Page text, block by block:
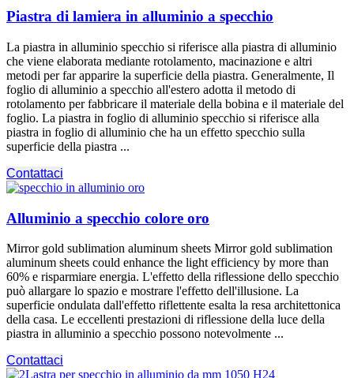
Piastra di lamiera in alluminio a specchio
La piastra in alluminio specchio si riferisce alla piastra di alluminio
che viene elaborata mediante rotolamento, macinazione e altri
metodi per far apparire la superficie della piastra. Generalmente, Il
foglio di alluminio a specchio all'estero adotta il metodo di
rotolamento per fabbricare il materiale della bobina e il materiale del
foglio. La piastra in foglio di alluminio specchio si riferisce alla
piastra in foglio di alluminio che ha un effetto specchio sulla
superficie della piastra ...
Contattaci
Alluminio a specchio colore oro
Mirror gold sublimation aluminum sheets Mirror gold sublimation
aluminum sheets could enhance the light efficiency by more than
60% e risparmiare energia. L'effetto della riflessione dello specchio
può allargare lo spazio e mostrare l'effetto dell'illusione. La
superficie ondulata dall'effetto riflettente esalta la resa architettonica
della casa. Le eccellenti prestazioni di riflessione della luce della
piastra in alluminio a specchio possono notevolmente ...
Contattaci